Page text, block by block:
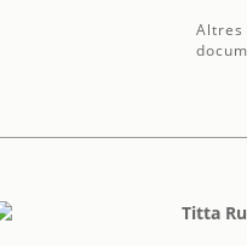
Altres
Titta